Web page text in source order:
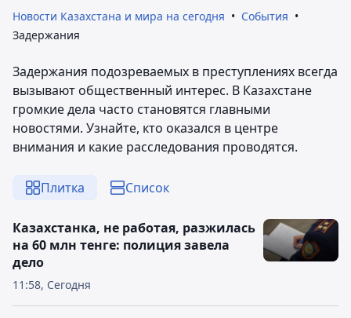
Новости Казахстана и мира на сегодня
События
Задержания
Задержания подозреваемых в преступлениях всегда
вызывают общественный интерес. В Казахстане
громкие дела часто становятся главными
новостями. Узнайте, кто оказался в центре
внимания и какие расследования проводятся.
Плитка Список
11:58, Сегодня
Казахстанка, не работая, разжилась
на 60 млн тенге: полиция завела
дело